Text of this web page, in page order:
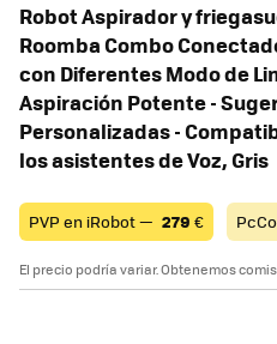
Robot Aspirador y
Roomba Combo
con Diferentes Modo de
Aspiración Potente -
Personalizadas -
los asistentes de Voz, Gris
PVP en iRobot — 279 €
El precio podría variar. Obtenemos